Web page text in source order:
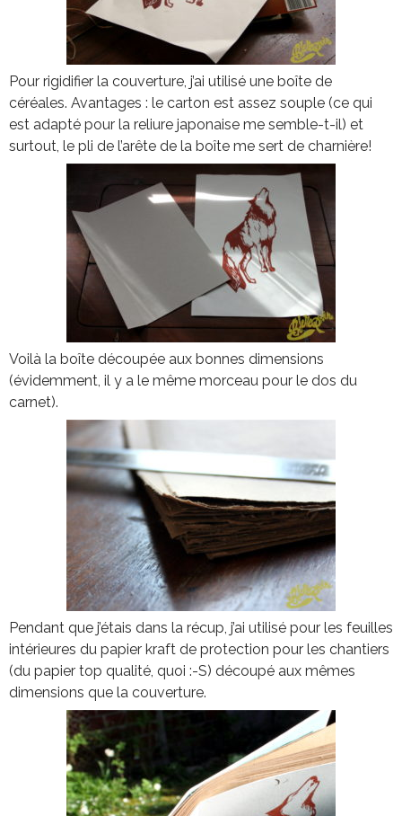
Pour rigidifier la couverture, j’ai utilisé une boîte de
céréales. Avantages : le carton est assez souple (ce qui
est adapté pour la reliure japonaise me semble-t-il) et
surtout, le pli de l’arête de la boîte me sert de charnière!
Voilà la boîte découpée aux bonnes dimensions
(évidemment, il y a le même morceau pour le dos du
carnet).
Pendant que j’étais dans la récup, j’ai utilisé pour les feuilles
intérieures du papier kraft de protection pour les chantiers
(du papier top qualité, quoi :-S) découpé aux mêmes
dimensions que la couverture.